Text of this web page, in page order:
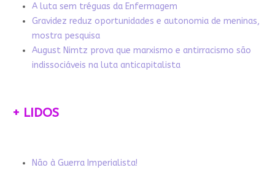
A luta sem tréguas da Enfermagem
Gravidez reduz oportunidades e autonomia de meninas,
mostra pesquisa
August Nimtz prova que marxismo e antirracismo são
indissociáveis na luta anticapitalista
+ LIDOS
Não à Guerra Imperialista!